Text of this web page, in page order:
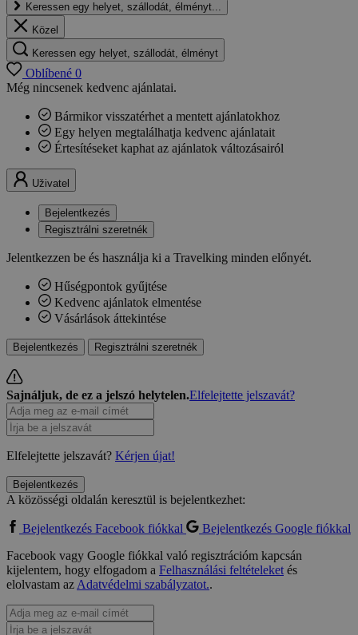
Keressen egy helyet, szállodát, élményt...
Közel
Keressen egy helyet, szállodát, élményt
Oblíbené 0
Még nincsenek kedvenc ajánlatai.
Bármikor visszatérhet a mentett ajánlatokhoz
Egy helyen megtalálhatja kedvenc ajánlatait
Értesítéseket kaphat az ajánlatok változásairól
Uživatel
Bejelentkezés
Regisztrálni szeretnék
Jelentkezzen be és használja ki a Travelking minden előnyét.
Hűségpontok gyűjtése
Kedvenc ajánlatok elmentése
Vásárlások áttekintése
Bejelentkezés Regisztrálni szeretnék
Sajnáljuk, de ez a jelszó helytelen.Elfelejtette jelszavát?
Elfelejtette jelszavát? Kérjen újat!
Bejelentkezés
A közösségi oldalán keresztül is bejelentkezhet:
Bejelentkezés Facebook fiókkal
Bejelentkezés Google fiókkal
Facebook vagy Google fiókkal való regisztrációm kapcsán
kijelentem, hogy elfogadom a Felhasználási feltételeketés
elolvastam azAdatvédelmi szabályzatot..